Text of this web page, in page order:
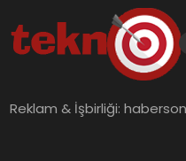
Reklam & İşbirliği: